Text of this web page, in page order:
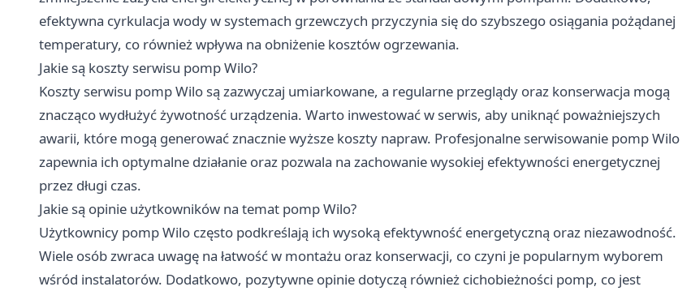
efektywna cyrkulacja wody w systemach grzewczych przyczynia się do szybszego osiągania pożądanej
temperatury, co również wpływa na obniżenie kosztów ogrzewania.
Jakie są koszty serwisu pomp Wilo?
Koszty serwisu pomp Wilo są zazwyczaj umiarkowane, a regularne przeglądy oraz konserwacja mogą
znacząco wydłużyć żywotność urządzenia. Warto inwestować w serwis, aby uniknąć poważniejszych
awarii, które mogą generować znacznie wyższe koszty napraw. Profesjonalne serwisowanie pomp Wilo
zapewnia ich optymalne działanie oraz pozwala na zachowanie wysokiej efektywności energetycznej
przez długi czas.
Jakie są opinie użytkowników na temat pomp Wilo?
Użytkownicy pomp Wilo często podkreślają ich wysoką efektywność energetyczną oraz niezawodność.
Wiele osób zwraca uwagę na łatwość w montażu oraz konserwacji, co czyni je popularnym wyborem
wśród instalatorów. Dodatkowo, pozytywne opinie dotyczą również cichobieżności pomp, co jest